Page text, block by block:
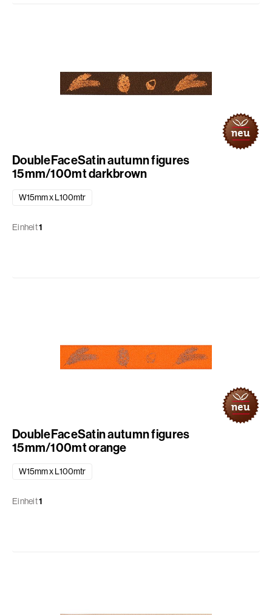
DoubleFaceSatin autumn figures
15mm/100mt darkbrown
W15mm x L100mtr
Einheit1
DoubleFaceSatin autumn figures
15mm/100mt orange
W15mm x L100mtr
Einheit1